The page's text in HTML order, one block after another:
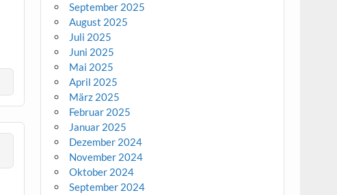
September 2025
August 2025
Juli 2025
Juni 2025
Mai 2025
April 2025
März 2025
Februar 2025
Januar 2025
Dezember 2024
November 2024
Oktober 2024
September 2024